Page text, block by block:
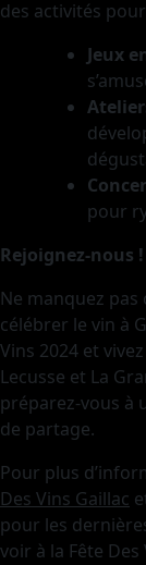
des activités
Jeux
pour
Rejoignez-nous !
Ne manquez
célébrer le vin à
Vins 2024 et
Lecusse et La
préparez-vous à
de partage.
Pour plus
Des Vins Gaillac
pour les
voir à la Fête Des